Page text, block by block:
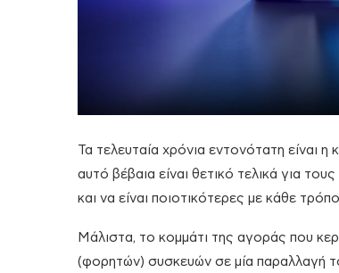
Τα τελευταία χρόνια εντονότατη είναι η
αυτό βέβαια είναι θετικό τελικά για
και να είναι ποιοτικότερες με κάθε
Μάλιστα, το κομμάτι της αγοράς που
(φορητών) συσκευών σε μία παραλλαγή